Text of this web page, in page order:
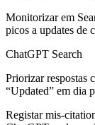
Monitorizar em
picos a updates de
ChatGPT Search
Priorizar respostas
“Updated” em dia
Registar mis-